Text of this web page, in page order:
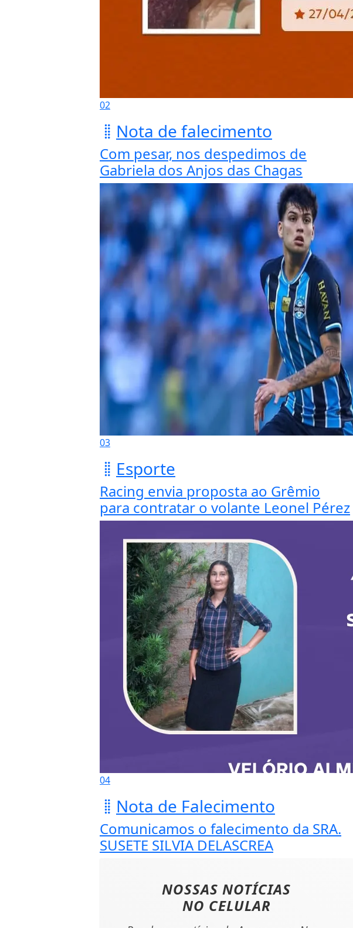
02
Nota de falecimento
Com pesar, nos despedimos de
Gabriela dos Anjos das Chagas
03
Esporte
Racing envia proposta ao Grêmio
para contratar o volante Leonel Pérez
04
Nota de Falecimento
Comunicamos o falecimento da SRA.
SUSETE SILVIA DELASCREA
NOSSAS NOTÍCIAS
NO CELULAR